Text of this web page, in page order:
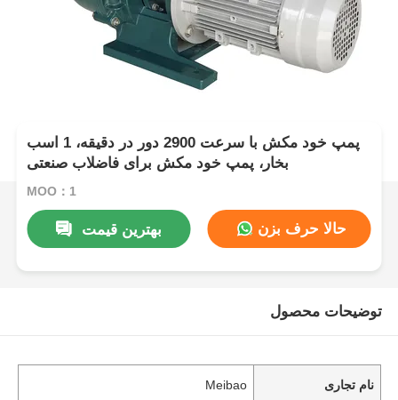
پمپ خود مکش با سرعت 2900 دور در دقیقه، 1 اسب
بخار، پمپ خود مکش برای فاضلاب صنعتی
MOQ：1
بهترین قیمت حالا حرف بزن
توضیحات محصول
نام تجاری Meibao